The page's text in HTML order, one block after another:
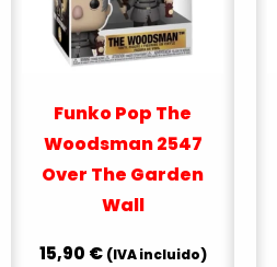
Funko Pop The
Woodsman 2547
Over The Garden
Wall
15,90 € (IVA incluido)